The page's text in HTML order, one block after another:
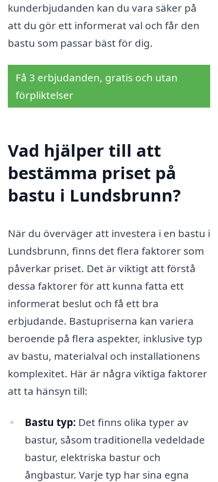
kunderbjudanden kan du vara säker på
att du gör ett informerat val och får den
bastu som passar bäst för dig.
Få 3 erbjudanden, gratis och utan
förpliktelser
Vad hjälper till att
bestämma priset på
bastu i Lundsbrunn?
När du överväger att investera i en bastu i
Lundsbrunn, finns det flera faktorer som
påverkar priset. Det är viktigt att förstå
dessa faktorer för att kunna fatta ett
informerat beslut och få ett bra
erbjudande. Bastupriserna kan variera
beroende på flera aspekter, inklusive typ
av bastu, materialval och installationens
komplexitet. Här är några viktiga faktorer
att ta hänsyn till:
Bastu typ: Det finns olika typer av
bastur, såsom traditionella vedeldade
bastur, elektriska bastur och
ångbastur. Varje typ har sina egna